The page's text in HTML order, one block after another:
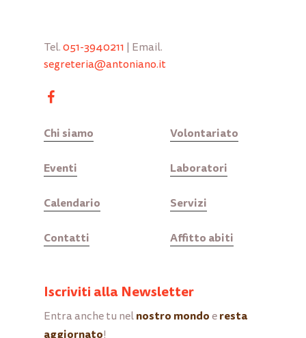
Tel. 051-3940211 | Email.
segreteria@antoniano.it
Chi siamo
Eventi
Calendario
Contatti
Volontariato
Laboratori
Servizi
Affitto abiti
Iscriviti alla Newsletter
Entra anche tu nel nostro mondo e resta
aggiornato!